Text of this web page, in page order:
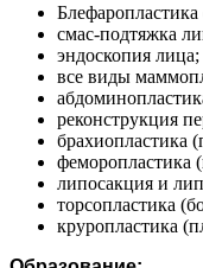
Блефаропластика
смас-подтяжка
⁠эндоскопия лица;
все виды
⁠реконструкция
брахиопластика
⁠феморопластика
липосакция и
торсопластика
круропластика